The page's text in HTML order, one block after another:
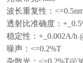
波长重复性：
透射比准确度：
稳定性：+_0.002A/h
噪声：<=0.2%T
杂散光：